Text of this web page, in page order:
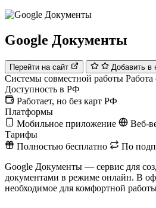
Google Документы
Перейти на сайт Добавить в
Системы совместной работы
Доступность в РФ
Работает, но без карт РФ
Платформы
Мобильное приложение
Веб-
Тарифы
Полностью бесплатно
По
Google Документы — сервис для
документами в режиме онлайн. В
необходимое для комфортной